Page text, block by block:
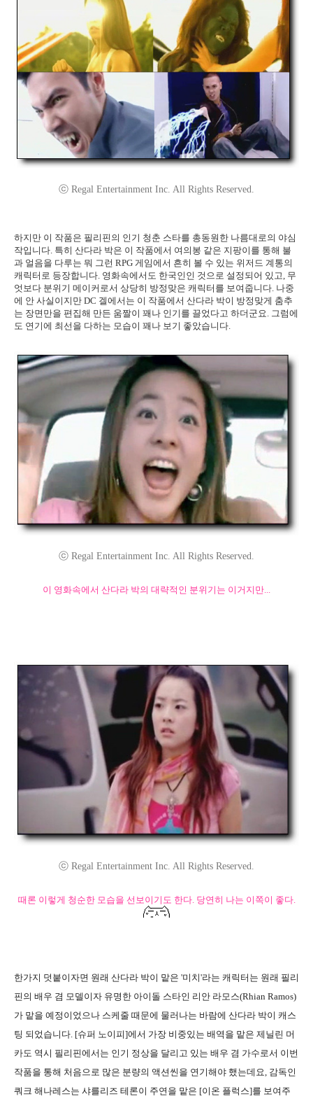
ⓒ Regal Entertainment Inc. All Rights Reserved.
하지만 이 작품은 필리핀의 인기 청춘 스타를 총동원한 나름대로의 야심
작입니다. 특히 산다라 박은 이 작품에서 여의봉 같은 지팡이를 통해 불
과 얼음을 다루는 뭐 그런 RPG 게임에서 흔히 볼 수 있는 위저드 계통의
캐릭터로 등장합니다. 영화속에서도 한국인인 것으로 설정되어 있고, 무
엇보다 분위기 메이커로서 상당히 방정맞은 캐릭터를 보여줍니다. 나중
에 안 사실이지만 DC 겔에서는 이 작품에서 산다라 박이 방정맞게 춤추
는 장면만을 편집해 만든 움짤이 꽤나 인기를 끌었다고 하더군요. 그럼에
도 연기에 최선을 다하는 모습이 꽤나 보기 좋았습니다.
ⓒ Regal Entertainment Inc. All Rights Reserved.
이 영화속에서 산다라 박의 대략적인 분위기는 이거지만...
ⓒ Regal Entertainment Inc. All Rights Reserved.
때론 이렇게 청순한 모습을 선보이기도 한다. 당연히 나는 이쪽이 좋다.
한가지 덧붙이자면 원래 산다라 박이 맡은 '미치'라는 캐릭터는 원래 필리
핀의 배우 겸 모델이자 유명한 아이돌 스타인 리안 라모스(Rhian Ramos)
가 맡을 예정이었으나 스케줄 때문에 물러나는 바람에 산다라 박이 캐스
팅 되었습니다. [슈퍼 노이피]에서 가장 비중있는 배역을 맡은 제닐린 머
카도 역시 필리핀에서는 인기 정상을 달리고 있는 배우 겸 가수로서 이번
작품을 통해 처음으로 많은 분량의 액션씬을 연기해야 했는데요, 감독인
쿼크 해나레스는 샤를리즈 테론이 주연을 맡은 [이온 플럭스]를 보여주